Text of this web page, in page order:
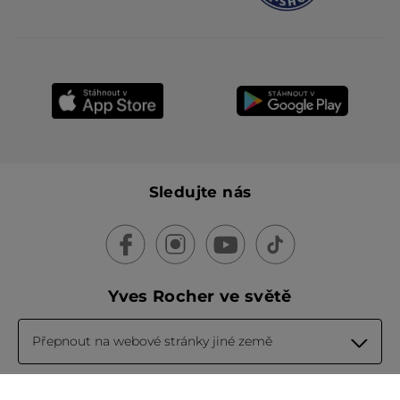
Sledujte nás
Yves Rocher ve světě
Přepnout na webové stránky jiné země